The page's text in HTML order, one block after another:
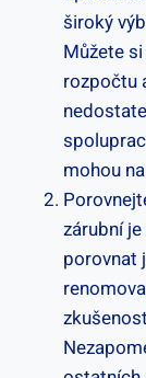
široký
Můžete
rozpočtu
mohou
zárubní
porovnat